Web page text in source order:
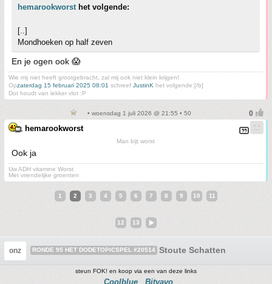
hemarookworsthet volgende:
[..]
Mondhoeken op half zeven
En je ogen ook 😱
Wie mij niet heeft grootgebracht, zal mij ook niet klein krijgen!
Opzaterdag 15 februari 2025 08:01 schreef JustinK het volgende:[/b]
Dot houdt van lekker vlot :P
• woensdag 1 juli 2026 @ 21:55 • 50
hemarookworst
Man bijt worst
Ook ja
Uw ADH vitamine Worst
Met vriendelijke groenten
1 2 3 4 5 6 7 8 9 10 11
12 13
onz RONDE 95 HET DODETOPICSPEL #20514 Stoute Schatten
steun FOK! en koop via een van deze links
Coolblue Bitvavo